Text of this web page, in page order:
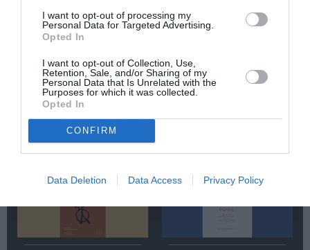
I want to opt-out of processing my
Personal Data for Targeted Advertising.
Opted In
I want to opt-out of Collection, Use,
Retention, Sale, and/or Sharing of my
Personal Data that Is Unrelated with the
Purposes for which it was collected.
Opted In
CONFIRM
Data Deletion Data Access Privacy Policy
Ακολουθήστε το Culturenow.gr
Σχετικά Άρθρα